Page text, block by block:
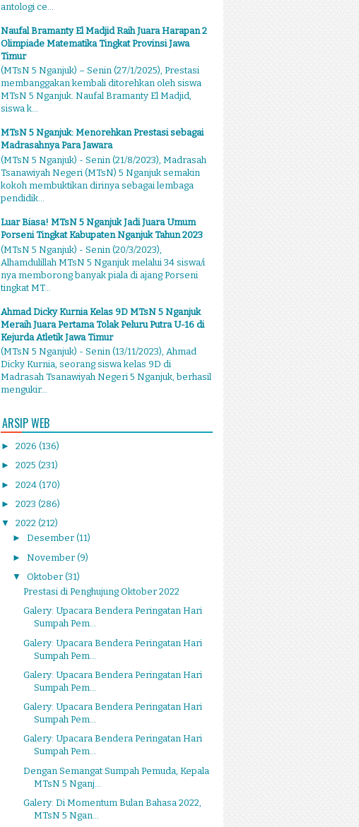
antologi ce...
Naufal Bramanty El Madjid Raih Juara Harapan 2
Olimpiade Matematika Tingkat Provinsi Jawa
Timur
(MTsN 5 Nganjuk) – Senin (27/1/2025), Prestasi
membanggakan kembali ditorehkan oleh siswa
MTsN 5 Nganjuk. Naufal Bramanty El Madjid,
siswa k...
MTsN 5 Nganjuk: Menorehkan Prestasi sebagai
Madrasahnya Para Jawara
(MTsN 5 Nganjuk) - Senin (21/8/2023), Madrasah
Tsanawiyah Negeri (MTsN) 5 Nganjuk semakin
kokoh membuktikan dirinya sebagai lembaga
pendidik...
Luar Biasa! MTsN 5 Nganjuk Jadi Juara Umum
Porseni Tingkat Kabupaten Nganjuk Tahun 2023
(MTsN 5 Nganjuk) - Senin (20/3/2023),
Alhamdulillah MTsN 5 Nganjuk melalui 34 siswa/i
nya memborong banyak piala di ajang Porseni
tingkat MT...
Ahmad Dicky Kurnia Kelas 9D MTsN 5 Nganjuk
Meraih Juara Pertama Tolak Peluru Putra U-16 di
Kejurda Atletik Jawa Timur
(MTsN 5 Nganjuk) - Senin (13/11/2023), Ahmad
Dicky Kurnia, seorang siswa kelas 9D di
Madrasah Tsanawiyah Negeri 5 Nganjuk, berhasil
mengukir...
ARSIP WEB
► 2026 (136)
► 2025 (231)
► 2024 (170)
► 2023 (286)
▼ 2022 (212)
► Desember (11)
► November (9)
▼ Oktober (31)
Prestasi di Penghujung Oktober 2022
Galery: Upacara Bendera Peringatan Hari
Sumpah Pem...
Galery: Upacara Bendera Peringatan Hari
Sumpah Pem...
Galery: Upacara Bendera Peringatan Hari
Sumpah Pem...
Galery: Upacara Bendera Peringatan Hari
Sumpah Pem...
Galery: Upacara Bendera Peringatan Hari
Sumpah Pem...
Dengan Semangat Sumpah Pemuda, Kepala
MTsN 5 Nganj...
Galery: Di Momentum Bulan Bahasa 2022,
MTsN 5 Ngan...